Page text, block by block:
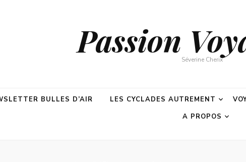
Passion Séverine Cherix
BULLES D’AIR LES CYCLADES AUTREMENT
A PROPOS